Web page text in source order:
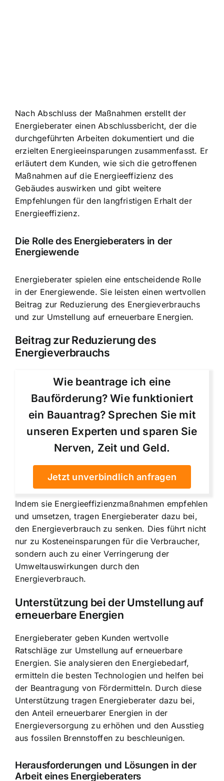
Nach Abschluss der Maßnahmen erstellt der
Energieberater einen Abschlussbericht, der die
durchgeführten Arbeiten dokumentiert und die
erzielten Energieeinsparungen zusammenfasst. Er
erläutert dem Kunden, wie sich die getroffenen
Maßnahmen auf die Energieeffizienz des
Gebäudes auswirken und gibt weitere
Empfehlungen für den langfristigen Erhalt der
Energieeffizienz.
Die Rolle des Energieberaters in der
Energiewende
Energieberater spielen eine entscheidende Rolle
in der Energiewende. Sie leisten einen wertvollen
Beitrag zur Reduzierung des Energieverbrauchs
und zur Umstellung auf erneuerbare Energien.
Beitrag zur Reduzierung des
Energieverbrauchs
Wie beantrage ich eine
Bauförderung? Wie funktioniert
ein Bauantrag? Sprechen Sie mit
unseren Experten und sparen Sie
Nerven, Zeit und Geld.
Jetzt unverbindlich anfragen
Indem sie Energieeffizienzmaßnahmen empfehlen
und umsetzen, tragen Energieberater dazu bei,
den Energieverbrauch zu senken. Dies führt nicht
nur zu Kosteneinsparungen für die Verbraucher,
sondern auch zu einer Verringerung der
Umweltauswirkungen durch den
Energieverbrauch.
Unterstützung bei der Umstellung auf
erneuerbare Energien
Energieberater geben Kunden wertvolle
Ratschläge zur Umstellung auf erneuerbare
Energien. Sie analysieren den Energiebedarf,
ermitteln die besten Technologien und helfen bei
der Beantragung von Fördermitteln. Durch diese
Unterstützung tragen Energieberater dazu bei,
den Anteil erneuerbarer Energien in der
Energieversorgung zu erhöhen und den Ausstieg
aus fossilen Brennstoffen zu beschleunigen.
Herausforderungen und Lösungen in der
Arbeit eines Energieberaters